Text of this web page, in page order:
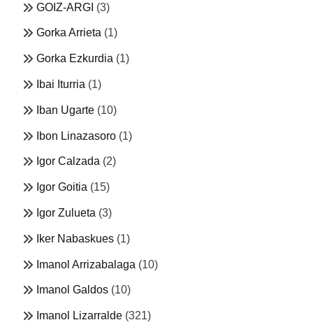
GOIZ-ARGI (3)
Gorka Arrieta (1)
Gorka Ezkurdia (1)
Ibai Iturria (1)
Iban Ugarte (10)
Ibon Linazasoro (1)
Igor Calzada (2)
Igor Goitia (15)
Igor Zulueta (3)
Iker Nabaskues (1)
Imanol Arrizabalaga (10)
Imanol Galdos (10)
Imanol Lizarralde (321)